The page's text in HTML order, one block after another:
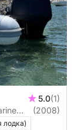
5.0(1)
(2008)
лодка)